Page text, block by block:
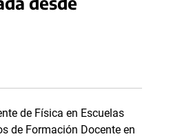
de Física en Escuelas
de Formación Docente en